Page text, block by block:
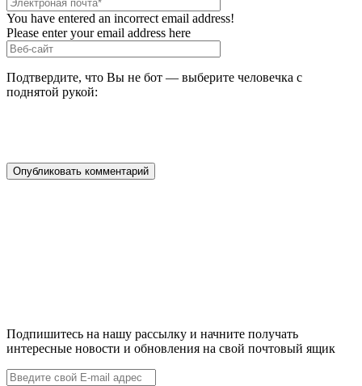
You have entered an incorrect email address!
Please enter your email address here
Подтвердите, что Вы не бот — выберите человечка с
поднятой рукой:
Подпишитесь на нашу рассылку и начните получать
интересные новости и обновления на свой почтовый ящик